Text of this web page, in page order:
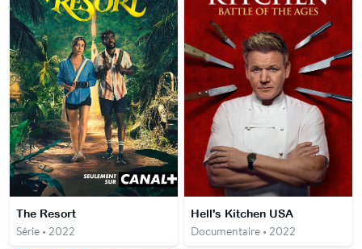
The Resort
Série • 2022
Hell's Kitchen USA
Documentaire • 2022